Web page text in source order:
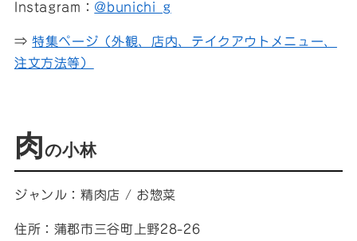
Instagram： @bunichi_g
⇒特集ページ（外観、店内、テイクアウトメニュー、
注文方法等）
肉の小林
ジャンル：精肉店 / お惣菜
住所：蒲郡市三谷町上野28-26